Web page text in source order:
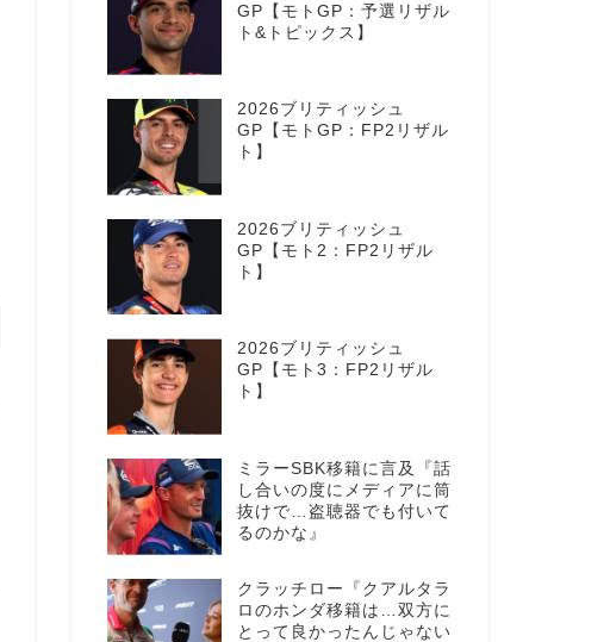
GP【モトGP：予選リザル
ト&トピックス】
2026ブリティッシュ
GP【モトGP：FP2リザル
ト】
2026ブリティッシュ
GP【モト2：FP2リザル
ト】
2026ブリティッシュ
GP【モト3：FP2リザル
ト】
ミラーSBK移籍に言及『話
し合いの度にメディアに筒
抜けで…盗聴器でも付いて
るのかな』
クラッチロー『クアルタラ
ロのホンダ移籍は…双方に
とって良かったんじゃない